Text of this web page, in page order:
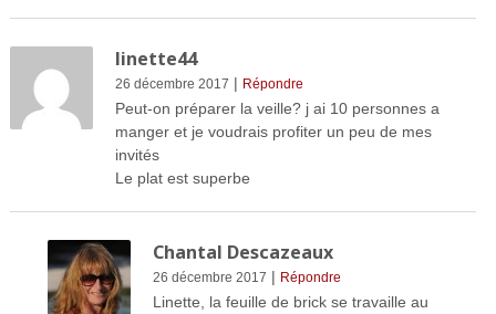
linette44
26 décembre 2017 | Répondre
Peut-on préparer la veille? j ai 10 personnes a
manger et je voudrais profiter un peu de mes
invités
Le plat est superbe
Chantal Descazeaux
26 décembre 2017 | Répondre
Linette, la feuille de brick se travaille au